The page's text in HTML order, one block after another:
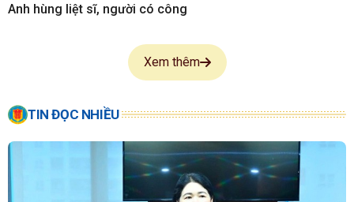
Anh hùng liệt sĩ, người có công
Xem thêm
TIN ĐỌC NHIỀU